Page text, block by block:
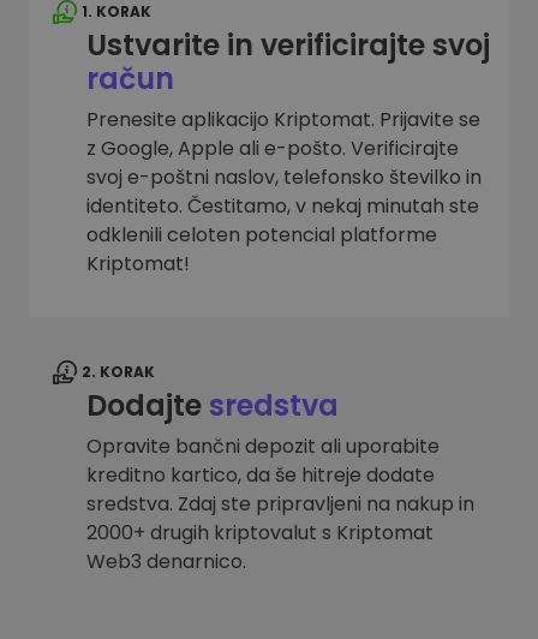
1. KORAK
Ustvarite in verificirajte svoj
račun
Prenesite aplikacijo Kriptomat. Prijavite se
z Google, Apple ali e-pošto. Verificirajte
svoj e-poštni naslov, telefonsko številko in
identiteto. Čestitamo, v nekaj minutah ste
odklenili celoten potencial platforme
Kriptomat!
2. KORAK
Dodajtesredstva
Opravite bančni depozit ali uporabite
kreditno kartico, da še hitreje dodate
sredstva. Zdaj ste pripravljeni na nakup in
2000+ drugih kriptovalut s Kriptomat
Web3 denarnico.